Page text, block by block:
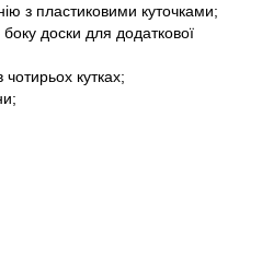
з пластиковими куточками;
доски для додаткової
кутках;